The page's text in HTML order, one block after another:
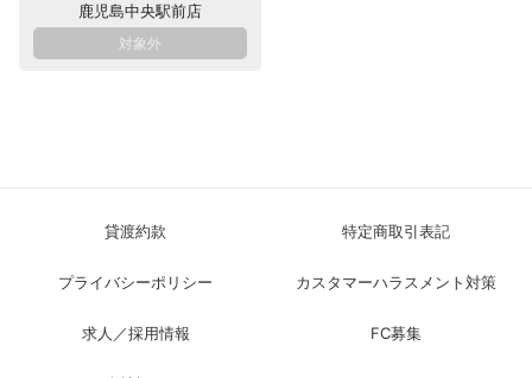
鹿児島中央駅前店
貸渡約款 特定商取引表記
プライバシーポリシー カスタマーハラスメント対策
求人／採用情報 FC募集